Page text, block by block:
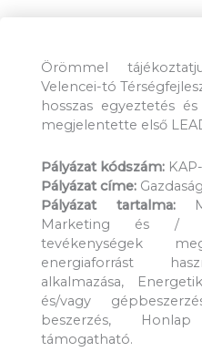
Örömmel
Velencei-tó
hosszas egyeztetés
megjelentette első
Pályázat kódszám:
Pályázat címe:
Pályázat tartalma:
Marketing és /
tevékenységek
energiaforrást
alkalmazása,
és/vagy
beszerzés,
támogatható.